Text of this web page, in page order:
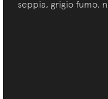
seppia, grigio fumo,